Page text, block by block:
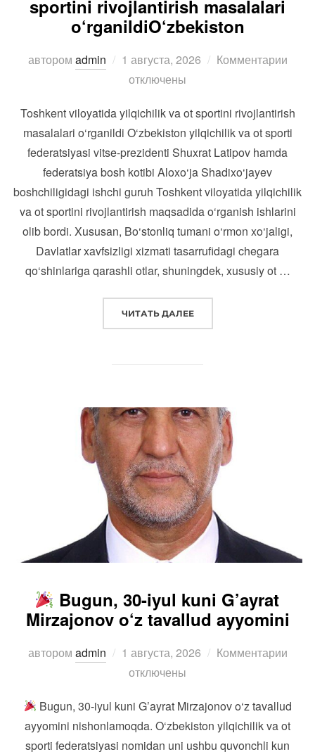
sportini rivojlantirish masalalari
o‘rganildiO‘zbekiston
автором admin Опубликовано
1 августа, 2026
Комментарии
отключены
Toshkent viloyatida yilqichilik va ot sportini rivojlantirish
masalalari o‘rganildi O‘zbekiston yilqichilik va ot sporti
federatsiyasi vitse-prezidenti Shuxrat Latipov hamda
federatsiya bosh kotibi Aloxo‘ja Shadixo‘jayev
boshchiligidagi ishchi guruh Toshkent viloyatida yilqichilik
va ot sportini rivojlantirish maqsadida o‘rganish ishlarini
olib bordi. Xususan, Bo‘stonliq tumani o‘rmon xo‘jaligi,
Davlatlar xavfsizligi xizmati tasarrufidagi chegara
qo‘shinlariga qarashli otlar, shuningdek, xususiy ot …
ЧИТАТЬ ДАЛЕЕ“TOSHKENT VILOYATIDA
Bugun, 30-iyul kuni G’ayrat
Mirzajonov o‘z tavallud ayyomini
автором admin Опубликовано
1 августа, 2026
Комментарии
отключены
Bugun, 30-iyul kuni G’ayrat Mirzajonov o‘z tavallud
ayyomini nishonlamoqda. O‘zbekiston yilqichilik va ot
sporti federatsiyasi nomidan uni ushbu quvonchli kun